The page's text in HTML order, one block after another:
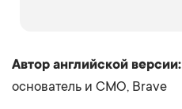
Автор английской версии:
основатель и CMO, Brave